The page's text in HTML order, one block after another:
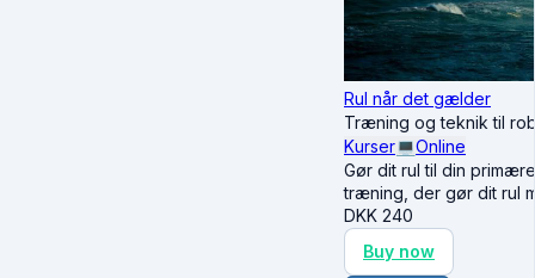
Rul når det gælder
Træning og teknik til
Kurser💻Online
Gør dit rul til din
træning, der gør dit rul
DKK 240
Buy now